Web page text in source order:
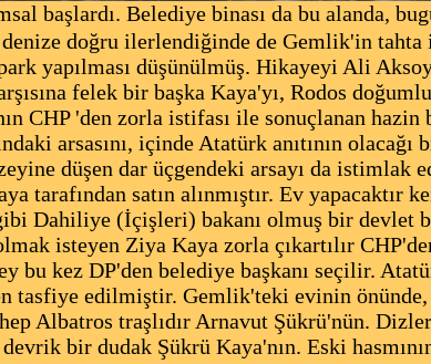
başlardı. Belediye binası da bu alanda,
doğru ilerlendiğinde de Gemlik'in tahta
yapılması düşünülmüş. Hikayeyi Ali
felek bir başka Kaya'yı, Rodos
CHP 'den zorla istifası ile sonuçlanan
arsasını, içinde Atatürk anıtının olacağı
düşen dar üçgendeki arsayı da istimlak
tarafından satın alınmıştır. Ev yapacaktır
Dahiliye (İçişleri) bakanı olmuş bir devlet
isteyen Ziya Kaya zorla çıkartılır
bu kez DP'den belediye başkanı seçilir.
tasfiye edilmiştir. Gemlik'teki evinin önünde,
Albatros traşlıdır Arnavut Şükrü'nün.
bir dudak Şükrü Kaya'nın. Eski